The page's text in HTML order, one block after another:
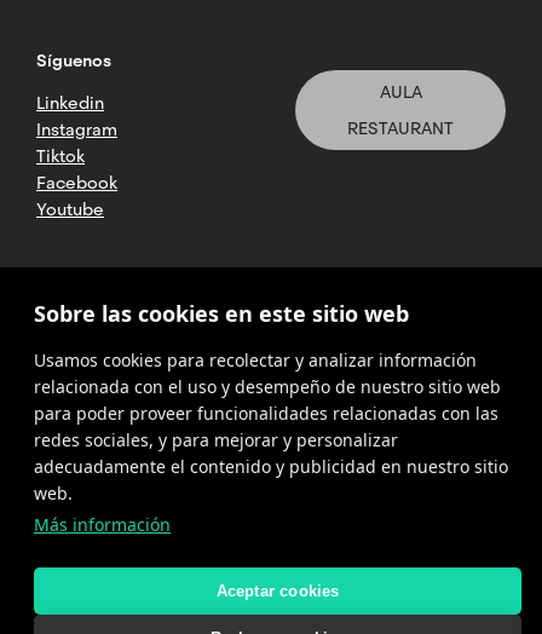
Síguenos
Linkedin
Instagram
Tiktok
Facebook
Youtube
AULA
RESTAURANT
2025 CETT. Todos los derechos
reservados
Aviso legal
Política de
privacidad
Cookies
Política del
Sobre las cookies en este sitio web
Usamos cookies para recolectar y analizar información
relacionada con el uso y desempeño de nuestro sitio web
para poder proveer funcionalidades relacionadas con las
redes sociales, y para mejorar y personalizar
adecuadamente el contenido y publicidad en nuestro sitio
web.
Más información
Aceptar cookies